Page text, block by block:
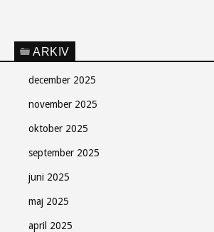
ARKIV
december 2025
november 2025
oktober 2025
september 2025
juni 2025
maj 2025
april 2025